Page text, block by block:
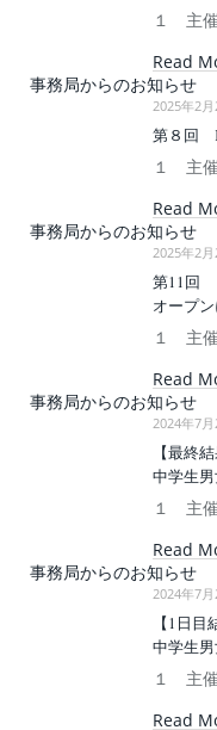
１ 主
Read
事務局からのお知らせ
2025年2月
第８回
１ 主
Read
事務局からのお知らせ
2025年2月
第11回
オープ
１ 主
Read
事務局からのお知らせ
2024年7月
【最終
中学生
１ 主
Read
事務局からのお知らせ
2024年7月
【1日
中学生
１ 主
Read